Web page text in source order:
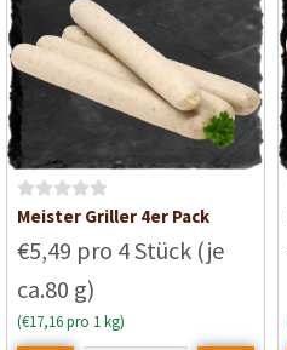
v
o
B
w
e
r
t
Meister Griller 4er Pack
€5,49 pro 4 Stück (je
ca.80 g)
(€17,16 pro 1 kg)